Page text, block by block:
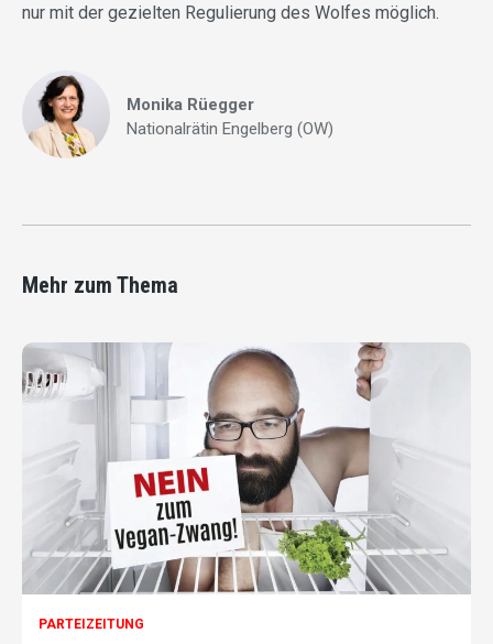
nur mit der gezielten Regulierung des Wolfes möglich.
Monika Rüegger
Nationalrätin Engelberg (OW)
Mehr zum Thema
PARTEIZEITUNG